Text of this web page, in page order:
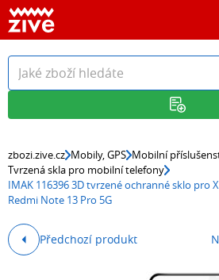
zbozi.zive.cz Mobily, GPS Mobilní
Tvrzená skla pro mobilní telefony
IMAK 116396 3D tvrzené ochranné sklo pro
Redmi Note 13 Pro 5G
Předchozí produkt